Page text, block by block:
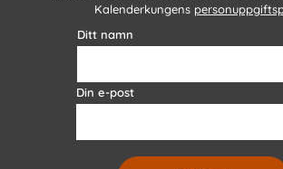
Kalenderkungens
Ditt namn
Din e-post